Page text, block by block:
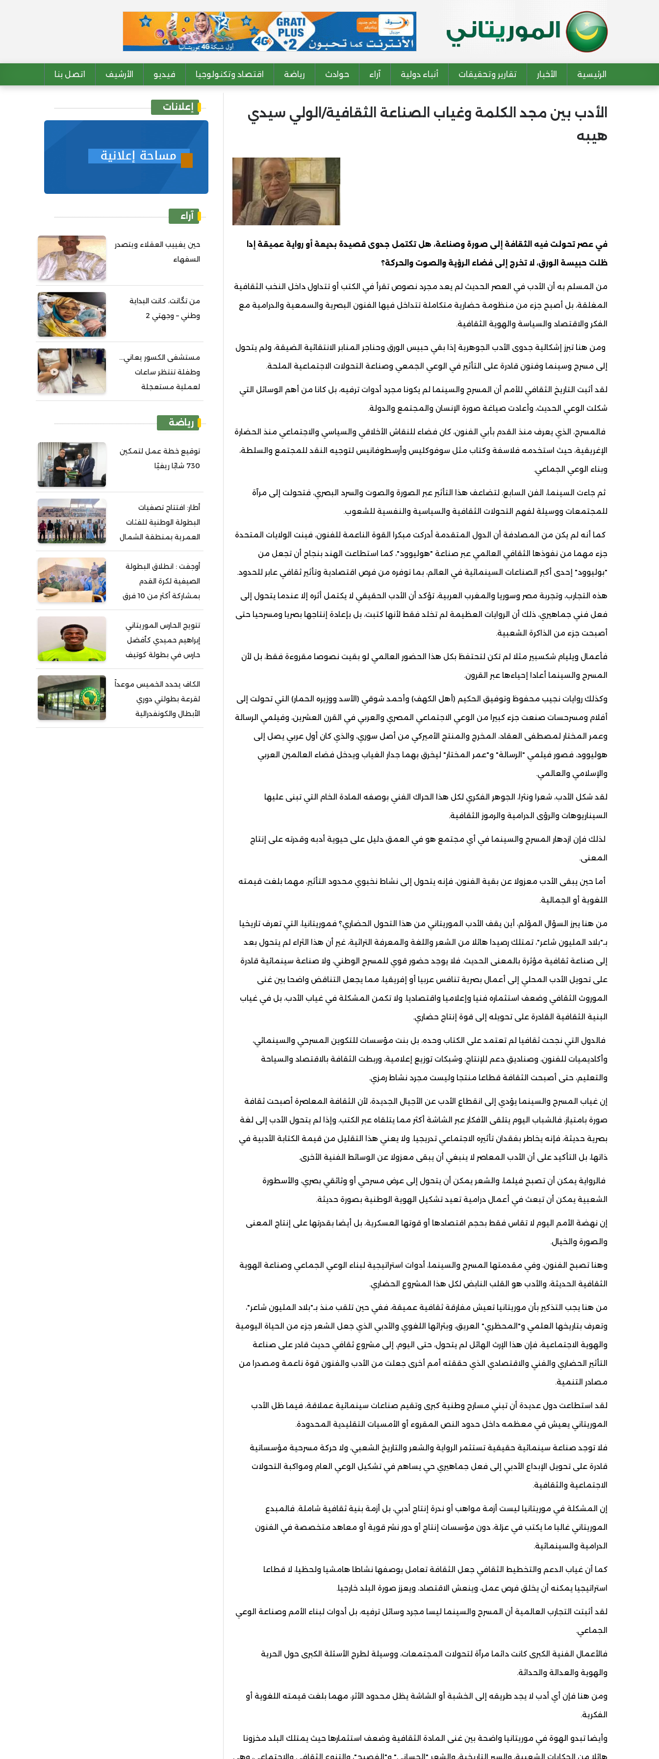
Main navigation
الرئيسية الأخبار تقارير وتحقيقات أنباء دولية آراء حوادث رياضة اقتصاد وتكنولوجيا فيديو الأرشيف اتصل بنا
الأدب بين مجد الكلمة وغياب الصناعة الثقافية/الولي سيدي
هيبه
في عصر تحولت فيه الثقافة إلى صورة وصناعة، هل تكتمل جدوى قصيدة بديعة أو رواية عميقة إدا
ظلت حبيسة الورق، لا تخرج إلى فضاء الرؤية والصوت والحركة؟
من المسلم به أن الأدب في العصر الحديث لم يعد مجرد نصوص تقرأ في الكتب أو تتداول داخل النخب الثقافية
المغلقة، بل أصبح جزء من منظومة حضارية متكاملة تتداخل فيها الفنون البصرية والسمعية والدرامية مع
الفكر والاقتصاد والسياسة والهوية الثقافية.
ومن هنا تبرز إشكالية جدوى الأدب الجوهرية إذا بقي حبيس الورق وحناجر المنابر الانتقائية الضيقة، ولم يتحول
إلى مسرح وسينما وفنون قادرة على التأثير في الوعي الجمعي وصناعة التحولات الاجتماعية الملحة.
لقد أثبت التاريخ الثقافي للأمم أن المسرح والسينما لم يكونا مجرد أدوات ترفيه، بل كانا من أهم الوسائل التي
شكلت الوعي الحديث، وأعادت صياغة صورة الإنسان والمجتمع والدولة.
فالمسرح، الذي يعرف منذ القدم بأبي الفنون، كان فضاء للنقاش الأخلاقي والسياسي والاجتماعي منذ الحضارة
الإغريقية، حيث استخدمه فلاسفة وكتاب مثل سوفوكليس وأرسطوفانيس لتوجيه النقد للمجتمع والسلطة،
وبناء الوعي الجماعي.
ثم جاءت السينما، الفن السابع، لتضاعف هذا التأثير عبر الصورة والصوت والسرد البصري، فتحولت إلى مرآة
للمجتمعات ووسيلة لفهم التحولات الثقافية والسياسية والنفسية للشعوب.
كما أنه لم يكن من المصادفة أن الدول المتقدمة أدركت مبكرا القوة الناعمة للفنون، فبنت الولايات المتحدة
جزء مهما من نفوذها الثقافي العالمي عبر صناعة "هوليوود"، كما استطاعت الهند بنجاح أن تجعل من
"بوليوود" إحدى أكبر الصناعات السينمائية في العالم، بما توفره من فرص اقتصادية وتأثير ثقافي عابر للحدود.
هذه التجارب، وتجربة مصر وسوريا والمغرب العربية، تؤكد أن الأدب الحقيقي لا يكتمل أثره إلا عندما يتحول إلى
فعل فني جماهيري، ذلك أن الروايات العظيمة لم تخلد فقط لأنها كتبت، بل بإعادة إنتاجها بصريا ومسرحيا حتى
أصبحت جزء من الذاكرة الشعبية.
فأعمال ويليام شكسبير مثلا لم تكن لتحتفظ بكل هذا الحضور العالمي لو بقيت نصوصا مقروءة فقط، بل لأن
المسرح والسينما أعادا إحياءها عبر القرون.
وكذلك روايات نجيب محفوظ وتوفيق الحكيم (أهل الكهف) وأحمد شوقي (الأسد ووزيره الحمار) التي تحولت إلى
أفلام ومسرحسات صنعت جزء كبيرا من الوعي الاجتماعي المصري والعربي في القرن العشرين، وفيلمي الرسالة
وعمر المختار لمصطفى العقاد، المخرج والمنتج الأميركي من أصل سوري، والذي كان أول عربي يصل إلى
هوليوود، فصور فيلمي "الرسالة" و"عمر المختار" ليخرق بهما جدار الغياب ويدخل فضاء العالمين العربي
والإسلامي والعالمي.
لقد شكل الأدب، شعرا ونثرا، الجوهر الفكري لكل هذا الحراك الفني بوصفه المادة الخام التي تبنى عليها
السيناريوهات والرؤى الدرامية والرموز الثقافية.
لذلك فإن ازدهار المسرح والسينما في أي مجتمع هو في العمق دليل على حيوية أدبه وقدرته على إنتاج
المعنى.
أما حين يبقى الأدب معزولا عن بقية الفنون، فإنه يتحول إلى نشاط نخبوي محدود التأثير، مهما بلغت قيمته
اللغوية أو الجمالية.
من هنا يبرز السؤال المؤلم، أين يقف الأدب الموريتاني من هذا التحول الحضاري؟ فموريتانيا، التي تعرف تاريخيا
بـ"بلاد المليون شاعر"، تمتلك رصيدا هائلا من الشعر واللغة والمعرفة التراثية، غير أن هذا الثراء لم يتحول بعد
إلى صناعة ثقافية مؤثرة بالمعنى الحديث. فلا يوجد حضور قوي للمسرح الوطني، ولا صناعة سينمائية قادرة
على تحويل الأدب المحلي إلى أعمال بصرية تنافس عربيا أو إفريقيا، مما يجعل التناقض واضحا بين غنى
الموروث الثقافي وضعف استثماره فنيا وإعلاميا واقتصاديا. ولا تكمن المشكلة في غياب الأدب، بل في غياب
البنية الثقافية القادرة على تحويله إلى قوة إنتاج حضاري.
فالدول التي نجحت ثقافيا لم تعتمد على الكتاب وحده، بل بنت مؤسسات للتكوين المسرحي والسينمائي،
وأكاديميات للفنون، وصناديق دعم للإنتاج، وشبكات توزيع إعلامية، وربطت الثقافة بالاقتصاد والسياحة
والتعليم، حتى أصبحت الثقافة قطاعا منتجا وليست مجرد نشاط رمزي.
إن غياب المسرح والسينما يؤدي إلى انقطاع الأدب عن الأجيال الجديدة، لأن الثقافة المعاصرة أصبحت ثقافة
صورة بامتياز، فالشباب اليوم يتلقى الأفكار عبر الشاشة أكثر مما يتلقاه عبر الكتب، وإذا لم يتحول الأدب إلى لغة
بصرية حديثة، فإنه يخاطر بفقدان تأثيره الاجتماعي تدريجيا. ولا يعني هذا التقليل من قيمة الكتابة الأدبية في
ذاتها، بل التأكيد على أن الأدب المعاصر لا ينبغي أن يبقى معزولا عن الوسائط الفنية الأخرى.
فالرواية يمكن أن تصبح فيلما، والشعر يمكن أن يتحول إلى عرض مسرحي أو وثائقي بصري، والأسطورة
الشعبية يمكن أن تبعث في أعمال درامية تعيد تشكيل الهوية الوطنية بصورة حديثة.
إن نهضة الأمم اليوم لا تقاس فقط بحجم اقتصادها أو قوتها العسكرية، بل أيضا بقدرتها على إنتاج المعنى
والصورة والخيال.
وهنا تصبح الفنون، وفي مقدمتها المسرح والسينما، أدوات استراتيجية لبناء الوعي الجماعي وصناعة الهوية
الثقافية الحديثة، والأدب هو القلب النابض لكل هذا المشروع الحضاري.
من هنا يجب التذكير بأن موريتانيا تعيش مفارقة ثقافية عميقة، ففي حين تلقب منذ بـ"بلاد المليون شاعر"،
وتعرف بتاريخها العلمي و"المحظري" العريق، وبثرائها اللغوي والأدبي الذي جعل الشعر جزء من الحياة اليومية
والهوية الاجتماعية، فإن هذا الإرث الهائل لم يتحول، حتى اليوم، إلى مشروع ثقافي حديث قادر على صناعة
التأثير الحضاري والفني والاقتصادي الذي حققته أمم أخرى جعلت من الأدب والفنون قوة ناعمة ومصدرا من
مصادر التنمية.
لقد استطاعت دول عديدة أن تبني مسارح وطنية كبرى وتقيم صناعات سينمائية عملاقة، فيما ظل الأدب
الموريتاني يعيش في معظمه داخل حدود النص المقروء أو الأمسيات التقليدية المحدودة.
فلا توجد صناعة سينمائية حقيقية تستثمر الرواية والشعر والتاريخ الشعبي، ولا حركة مسرحية مؤسساتية
قادرة على تحويل الإبداع الأدبي إلى فعل جماهيري حي يساهم في تشكيل الوعي العام ومواكبة التحولات
الاجتماعية والثقافية.
إن المشكلة في موريتانيا ليست أزمة مواهب أو ندرة إنتاج أدبي، بل أزمة بنية ثقافية شاملة. فالمبدع
الموريتاني غالبا ما يكتب في عزلة، دون مؤسسات إنتاج أو دور نشر قوية أو معاهد متخصصة في الفنون
الدرامية والسينمائية.
كما أن غياب الدعم والتخطيط الثقافي جعل الثقافة تعامل بوصفها نشاطا هامشيا ولحظيا، لا قطاعا
استراتيجيا يمكنه أن يخلق فرص عمل، وينعش الاقتصاد، ويعزز صورة البلد خارجيا.
لقد أثبتت التجارب العالمية أن المسرح والسينما ليسا مجرد وسائل ترفيه، بل أدوات لبناء الأمم وصناعة الوعي
الجماعي.
فالأعمال الفنية الكبرى كانت دائما مرآة لتحولات المجتمعات، ووسيلة لطرح الأسئلة الكبرى حول الحرية
والهوية والعدالة والحداثة.
ومن هنا فإن أي أدب لا يجد طريقه إلى الخشبة أو الشاشة يظل محدود الأثر، مهما بلغت قيمته اللغوية أو
الفكرية.
وأيضا تبدو الهوة في موريتانيا واضحة بين غنى المادة الثقافية وضعف استثمارها حيث يمتلك البلد مخزونا
هائلا من الحكايات الشعبية، والسير التاريخية، والشعر "الحساني" و"الفصيح"، والتنوع الثقافي والاجتماعي، وهي
إعلانات
آراء
حين يغييب العقلاء ويتصدر
السفهاء
من تگانت، كانت البداية
وطني – وجهتي 2
مستشفى الكسور يعاني...
وطفلة تنتظر ساعات
لعملية مستعجلة
رياضة
توقيع خطة عمل لتمكين
730 شابًا ريفيًا
أطار: افتتاح تصفيات
البطولة الوطنية للفئات
العمرية بمنطقة الشمال
أوجفت : انطلاق البطولة
الصيفية لكرة القدم
بمشاركة أكثر من 10 فرق
تتويج الحارس الموريتاني
إبراهيم حميدي كأفضل
حارس في بطولة كوتيف
الكاف يحدد الخميس موعداً
لقرعة بطولتي دوري
الأبطال والكونفدرالية